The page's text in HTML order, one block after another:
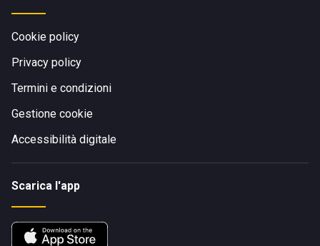
Cookie policy
Privacy policy
Termini e condizioni
Gestione cookie
Accessibilità digitale
Scarica l'app